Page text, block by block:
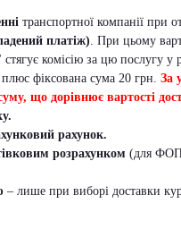
транспортної компанії при
платіж). При цьому
комісію за цю послугу у
фіксована сума 20 грн. За
що дорівнює вартості
рахунок.
розрахунком (для ФОП
– лише при виборі доставки